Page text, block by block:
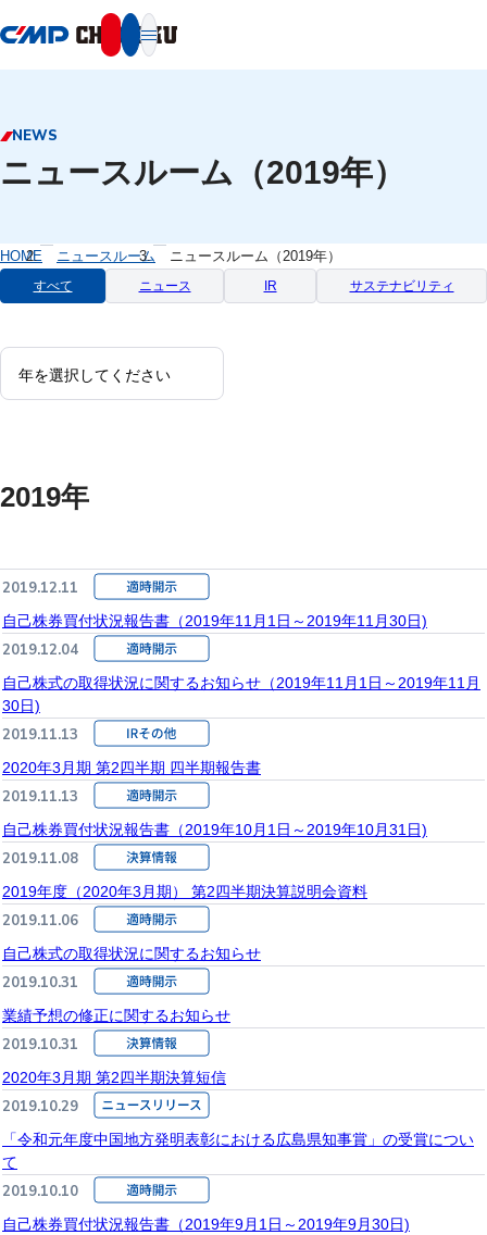
NEWS
ニュースルーム（2019年）
HOME ニュースルーム ニュースルーム（2019年）
すべて ニュース IR サステナビリティ
2019年
2019.12.11
自己株券買付状況報告書（2019年11月1日～2019年11月30日)
2019.12.04
自己株式の取得状況に関するお知らせ（2019年11月1日～2019年11月
30日)
2019.11.13
2020年3月期 第2四半期 四半期報告書
2019.11.13
自己株券買付状況報告書（2019年10月1日～2019年10月31日)
2019.11.08
2019年度（2020年3月期） 第2四半期決算説明会資料
2019.11.06
自己株式の取得状況に関するお知らせ
2019.10.31
業績予想の修正に関するお知らせ
2019.10.31
2020年3月期 第2四半期決算短信
2019.10.29
「令和元年度中国地方発明表彰における広島県知事賞」の受賞につい
て
2019.10.10
自己株券買付状況報告書（2019年9月1日～2019年9月30日)